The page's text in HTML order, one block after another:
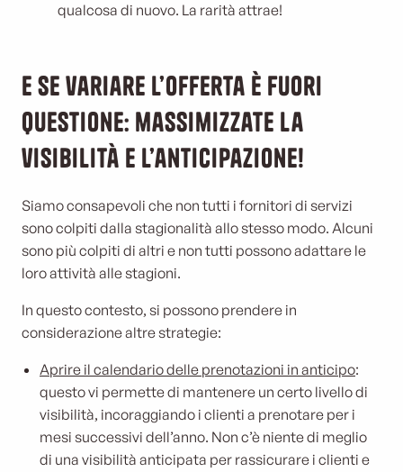
qualcosa di nuovo. La rarità attrae!
E se variare l’offerta è fuori
questione: massimizzate la
visibilità e l’anticipazione!
Siamo consapevoli che non tutti i fornitori di servizi
sono colpiti dalla stagionalità allo stesso modo. Alcuni
sono più colpiti di altri e non tutti possono adattare le
loro attività alle stagioni.
In questo contesto, si possono prendere in
considerazione altre strategie:
Aprire il calendario delle prenotazioni in anticipo:
questo vi permette di mantenere un certo livello di
visibilità, incoraggiando i clienti a prenotare per i
mesi successivi dell’anno. Non c’è niente di meglio
di una visibilità anticipata per rassicurare i clienti e